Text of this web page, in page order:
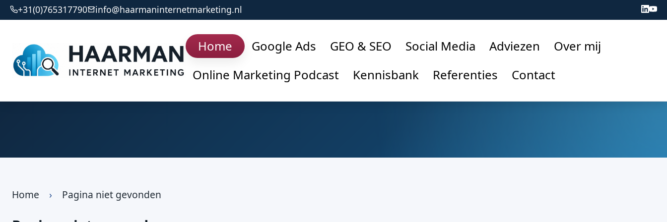
+31(0)765317790 info@haarmaninternetmarketing.nl
Home Google Ads GEO & SEO Social Media Adviezen
Over mij
Online Marketing Podcast
Kennisbank Referenties Contact
Home › Pagina niet gevonden